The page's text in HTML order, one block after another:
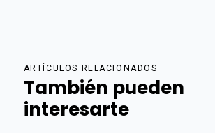
ARTÍCULOS RELACIONADOS
También pueden
interesarte